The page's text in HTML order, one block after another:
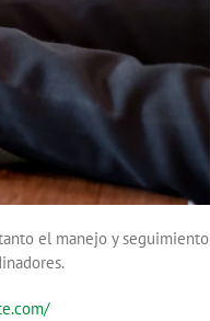
el manejo y seguimiento